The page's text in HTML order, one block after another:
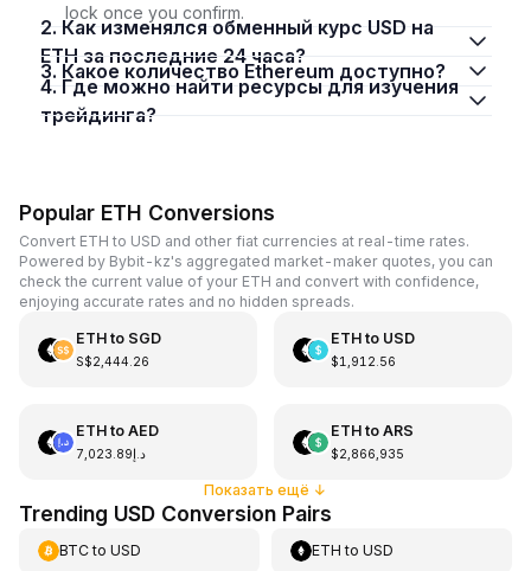
lock once you confirm.
2. Как изменялся обменный курс USD на
ETH за последние 24 часа?
3. Какое количество Ethereum доступно?
4. Где можно найти ресурсы для изучения
трейдинга?
Popular ETH Conversions
Convert ETH to USD and other fiat currencies at real-time rates.
Powered by Bybit-kz's aggregated market-maker quotes, you can
check the current value of your ETH and convert with confidence,
enjoying accurate rates and no hidden spreads.
ETHto SGD
S$2,444.26
ETHto USD
$1,912.56
ETHto AED
د.إ7,023.89
ETHto ARS
$2,866,935
Показать ещё ↓
Trending USD Conversion Pairs
BTCto USD ETH toUSD